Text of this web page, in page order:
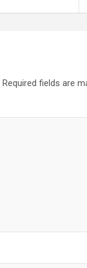
Required fields are